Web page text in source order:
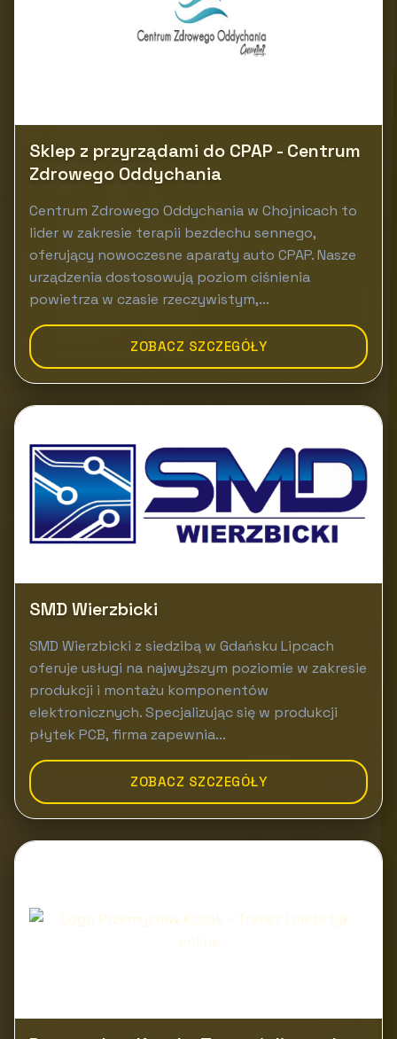
Sklep z przyrządami do CPAP - Centrum
Zdrowego Oddychania
Centrum Zdrowego Oddychania w Chojnicach to
lider w zakresie terapii bezdechu sennego,
oferujący nowoczesne aparaty auto CPAP. Nasze
urządzenia dostosowują poziom ciśnienia
powietrza w czasie rzeczywistym,...
ZOBACZ SZCZEGÓŁY
SMD Wierzbicki
SMD Wierzbicki z siedzibą w Gdańsku Lipcach
oferuje usługi na najwyższym poziomie w zakresie
produkcji i montażu komponentów
elektronicznych. Specjalizując się w produkcji
płytek PCB, firma zapewnia...
ZOBACZ SZCZEGÓŁY